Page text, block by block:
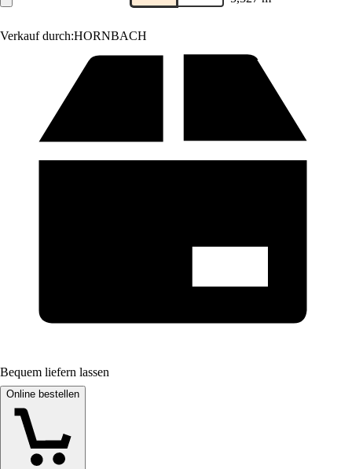
Verkauf durch:HORNBACH
Bequem liefern lassen
Online bestellen